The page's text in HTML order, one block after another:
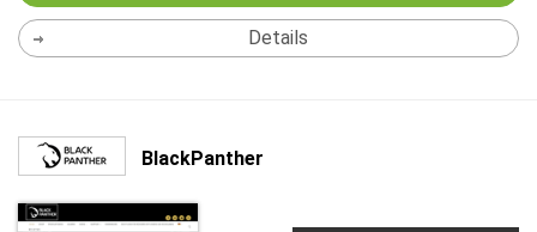
Details
BlackPanther